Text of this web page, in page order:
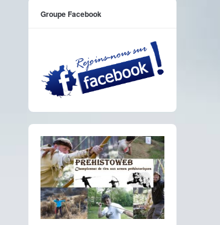
Groupe Facebook